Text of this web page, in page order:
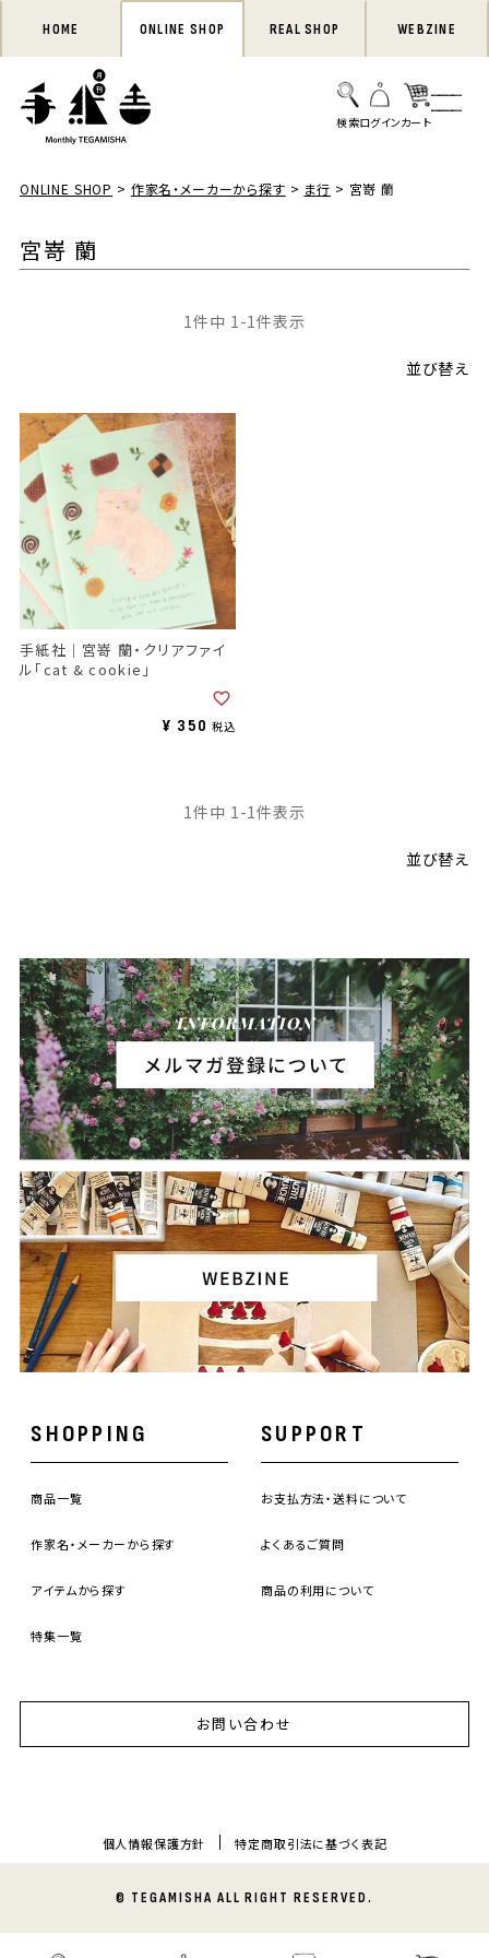
HOME ONLINE SHOP REAL SHOP WEBZINE
ONLINE SHOP 作家名・メーカーから探す ま行 宮嵜 蘭
宮嵜 蘭
並び替え
1件中 1 -1件表示
手紙社｜宮嵜 蘭・クリアファイ
ル「cat & cookie」
¥ 350 税込
並び替え
1件中 1 -1件表示
SHOPPING
商品一覧
作家名・メーカーから探す
アイテムから探す
特集一覧
SUPPORT
お支払方法・送料について
よくあるご質問
商品の利用について
お問い合わせ
個人情報保護方針 特定商取引法に基づく表記
© TEGAMISHA ALL RIGHT RESERVED.